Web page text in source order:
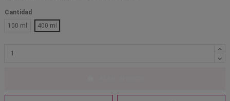
Cantidad
100 ml
400 ml